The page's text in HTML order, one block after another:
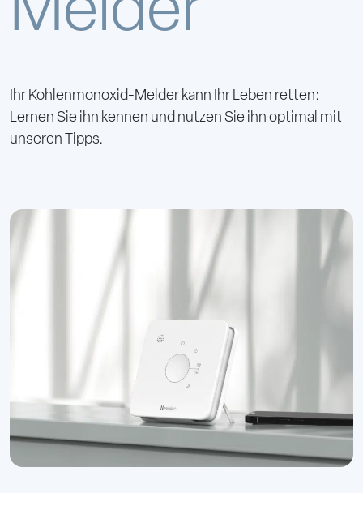
Melder
Ihr Kohlenmonoxid-Melder kann Ihr Leben retten:
Lernen Sie ihn kennen und nutzen Sie ihn optimal mit
unseren Tipps.